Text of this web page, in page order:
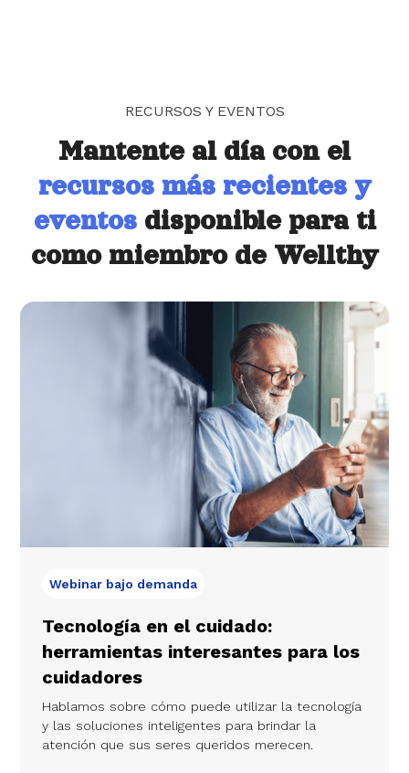
RECURSOS Y EVENTOS
Mantente al día con el
recursos más recientes y
eventosdisponible para ti
como miembro de Wellthy
Webinar bajo demanda
Tecnología en el cuidado:
herramientas interesantes para los
cuidadores
Hablamos sobre cómo puede utilizar la tecnología
y las soluciones inteligentes para brindar la
atención que sus seres queridos merecen.